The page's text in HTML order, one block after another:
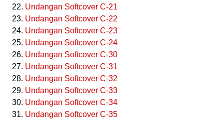
Undangan Softcover C-21
Undangan Softcover C-22
Undangan Softcover C-23
Undangan Softcover C-24
Undangan Softcover C-30
Undangan Softcover C-31
Undangan Softcover C-32
Undangan Softcover C-33
Undangan Softcover C-34
Undangan Softcover C-35